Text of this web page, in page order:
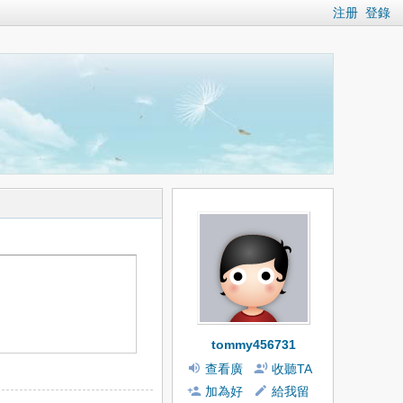
注册 登錄
tommy456731
查看廣
播
收聽TA
加為好
給我留